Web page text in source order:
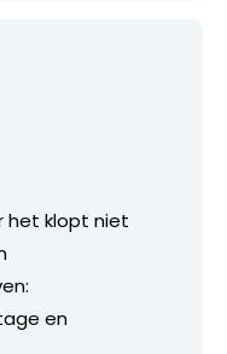
het klopt niet
en